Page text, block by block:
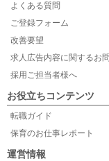
よくある質問
ご登録フォーム
改善要望
求人広告内容に関するお
採用ご担当者様へ
お役立ちコンテンツ
転職ガイド
保育のお仕事レポート
運営情報